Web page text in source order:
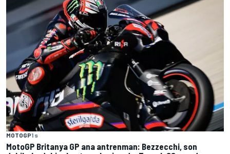
MOTOGP1 s
MotoGP Britanya GP ana antrenman: Bezzecchi, son